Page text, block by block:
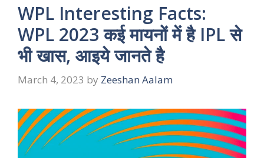
WPL Interesting Facts:
WPL 2023 कई मायनों में है IPL से
भी खास, आइये जानते है
March 4, 2023 by Zeeshan Aalam